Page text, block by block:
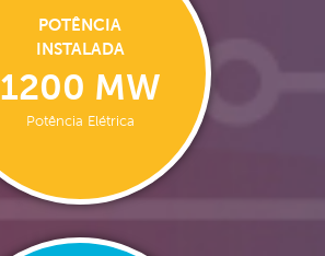
POTÊNCIA
INSTALADA
1200 MW
Potência Elétrica